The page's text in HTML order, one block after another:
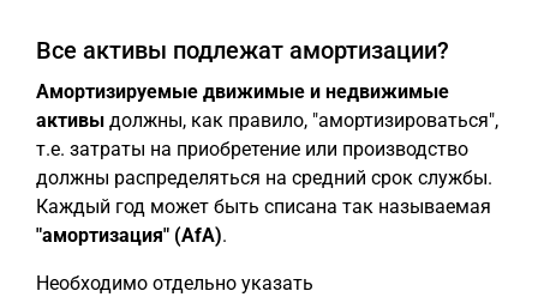
Все активы подлежат амортизации?
Амортизируемые движимые и недвижимые
активы должны, как правило, "амортизироваться",
т.е. затраты на приобретение или производство
должны распределяться на средний срок службы.
Каждый год может быть списана так называемая
"амортизация" (AfA).
Необходимо отдельно указать